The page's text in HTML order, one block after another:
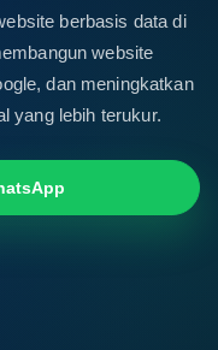
berbasis data di
website
dan meningkatkan
yang lebih terukur.